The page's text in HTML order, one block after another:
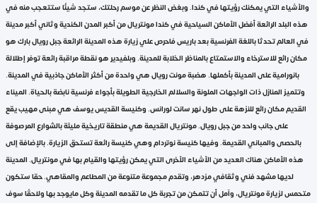
والأشياء التي يمكنك رؤيتها في كندا. وبغض النظر عن موسم رحلتك، ستجد شيئًا ستتعجب منه في
هذه البلد الرائعة أفضل الأماكن السياحية في كندا مونتريال من أكبر المدن الكندية وثاني أكبر مدينة
في العالم تحدثا باللغة الفرنسية بعد باريس فاحرص علي زيارة هذه المدينة الرائعة جبل رويال بارك هو
مكان رائع للاسترخاء والاستمتاع بالمناظر الخلابة للمدينة. وبلفيدير هو نقطة مراقبة رائعة توفر إطلالة
بانورامية على المدينة بأكملها. هضبة مونت رويال هي واحدة من أكثر الأماكن جاذبية في المدينة.
وتتميز المنازل ذات الواجهات الملونة والسلالم الخارجية الطويلة بأجواء فرنسية نابضة بالحياة. الميناء
القديم مكان رائع للنزهة على طول نهر سانت لورانس. وكنيسة القديس يوسف هي مبنى مهيب يقع
على جانب واحد من جبل رويال. مونتريال القديمة هي منطقة تاريخية مليئة بالشوارع المرصوفة
بالحصى والمباني القديمة. وفيها كنيسة نوتردام وهي كنيسة رائعة تستحق الزيارة. بالإضافة إلى
هذه الأماكن هناك العديد من الأشياء الأخرى التي يمكن رؤيتها والقيام بها في مونتريال. المدينة
لديها مشهد فني وثقافي مزدهر، وتقدم مجموعة متنوعة من المطاعم والمقاهي. حقا ستكون
متحمس لزيارة مونتريال، وآمل أن تتمكن من تجربة كل ما تقدمه المدينة وكل مايوجد بها ولاحقًا سوف